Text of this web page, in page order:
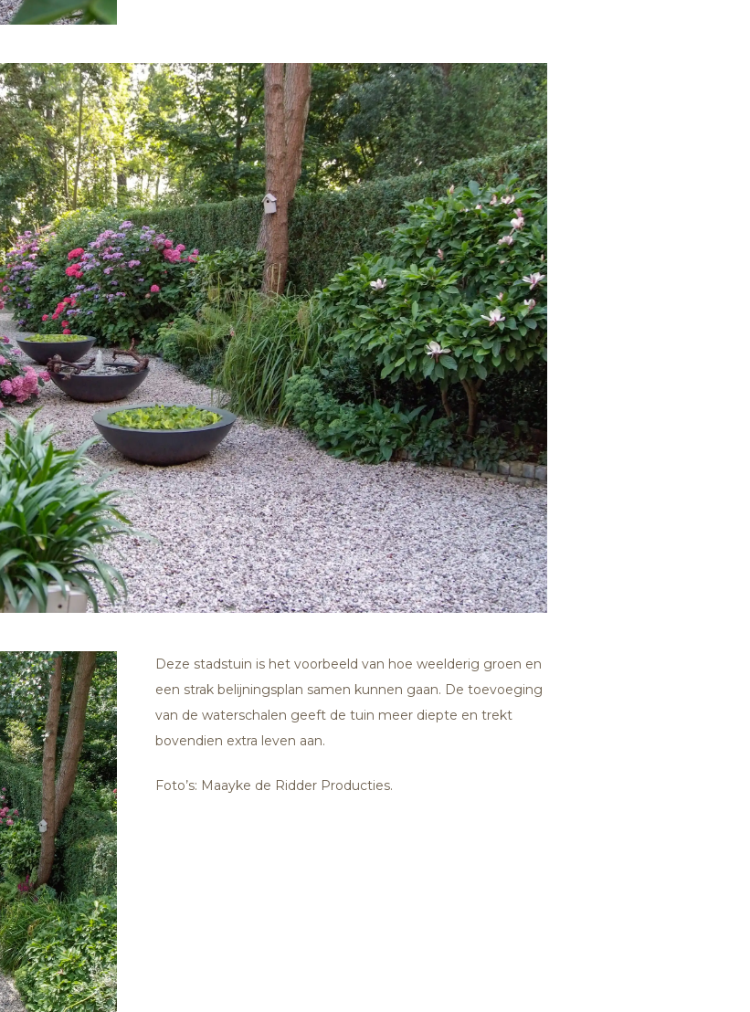
Deze stadstuin is het voorbeeld van hoe weelderig groen en
een strak belijningsplan samen kunnen gaan. De toevoeging
van de waterschalen geeft de tuin meer diepte en trekt
bovendien extra leven aan.
Foto’s: Maayke de Ridder Producties.